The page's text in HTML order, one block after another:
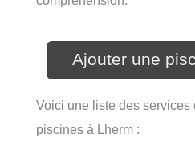
Ajouter une
Voici une liste des services
piscines à Lherm :